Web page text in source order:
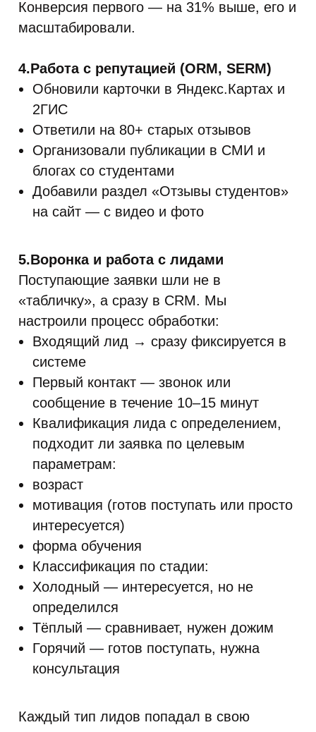
Конверсия первого — на 31% выше, его и
масштабировали.
4.Работа с репутацией (ORM, SERM)
Обновили карточки в Яндекс.Картах и
2ГИС
Ответили на 80+ старых отзывов
Организовали публикации в СМИ и
блогах со студентами
Добавили раздел «Отзывы студентов»
на сайт — с видео и фото
5.Воронка и работа с лидами
Поступающие заявки шли не в
«табличку», а сразу в CRM. Мы
настроили процесс обработки:
Входящий лид → сразу фиксируется в
системе
Первый контакт — звонок или
сообщение в течение 10–15 минут
Квалификация лида с определением,
подходит ли заявка по целевым
параметрам:
возраст
мотивация (готов поступать или просто
интересуется)
форма обучения
Классификация по стадии:
Холодный — интересуется, но не
определился
Тёплый — сравнивает, нужен дожим
Горячий — готов поступать, нужна
консультация
Каждый тип лидов попадал в свою